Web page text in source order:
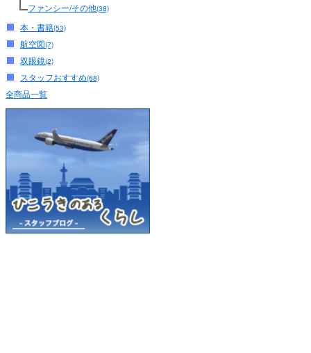
ファンシー/その他(38)
本・書籍(53)
航空図(7)
双眼鏡(2)
スタッフおすすめ(68)
全商品一覧